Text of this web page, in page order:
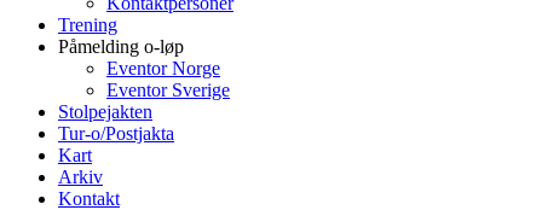
Trening
Påmelding o-løp
Eventor Norge
Eventor Sverige
Stolpejakten
Tur-o/Postjakta
Kart
Arkiv
Kontakt